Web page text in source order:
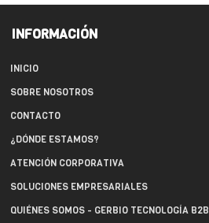
INFORMACIÓN
INICIO
SOBRE NOSOTROS
CONTACTO
¿DÓNDE ESTAMOS?
ATENCIÓN CORPORATIVA
SOLUCIONES EMPRESARIALES
QUIÉNES SOMOS - GERBIO TECNOLOGÍA B2B